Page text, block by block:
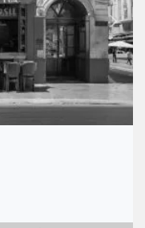
Suivant